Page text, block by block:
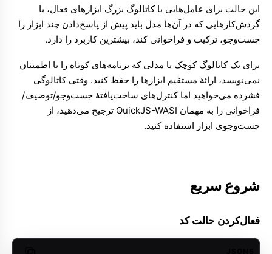
این حالت برای عامل‌هایی با کاتالوگ بزرگ ابزارهای فعال، یا
گردش‌کارهایی که در آن‌ها مدل باید پیش از پاسخ‌دادن چند ابزار را
جست‌وجو، ترکیب و فراخوانی کند، بیشترین کاربرد را دارد.
برای یک کاتالوگ کوچک یا مدلی که برنامه‌های کوتاه را با اطمینان
نمی‌نویسد، ارائهٔ مستقیم ابزارها را حفظ کنید. وقتی کاتالوگی
فشرده می‌خواهید اما کنترل‌های ساخت‌یافتهٔ جست‌وجو/توصیف/
فراخوانی را به مهمان QuickJS-WASI ترجیح می‌دهید، از
جست‌وجوی ابزار استفاده کنید.
شروع سریع
فعال‌کردن حالت کد